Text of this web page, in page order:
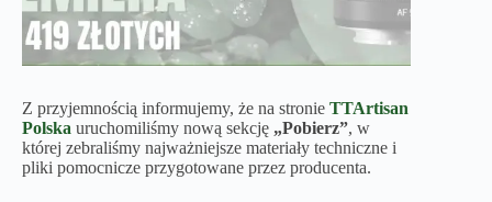
Z przyjemnością informujemy, że na stronie TTArtisan
Polska uruchomiliśmy nową sekcję „Pobierz”, w
której zebraliśmy najważniejsze materiały techniczne i
pliki pomocnicze przygotowane przez producenta.